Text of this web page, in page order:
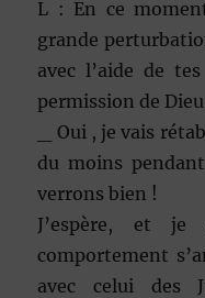
L : En ce
grande
avec l’aide de
permission de
_ Oui , je vais
du moins
verrons bien !
J’espère, et
comportement
avec celui des